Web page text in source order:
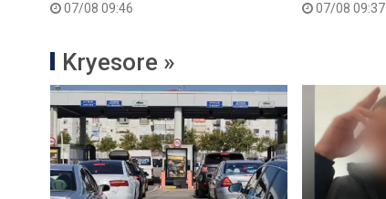
07/08 09:46 07/08 09:37
Kryesore »